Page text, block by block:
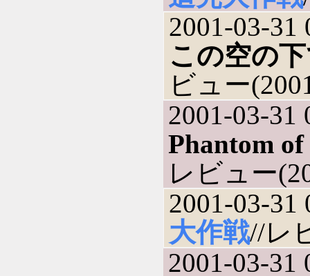
2001-03-31
この空の
ビュー
2001-03-31
Phantom
レビュー
2001-03-31
大作戦//レ
2001-03-31